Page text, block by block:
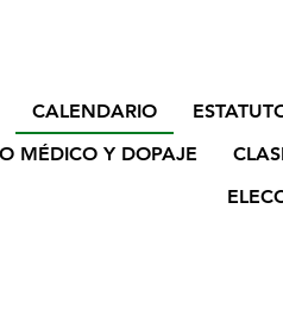
CALENDARIO
MÉDICO Y DOPAJE